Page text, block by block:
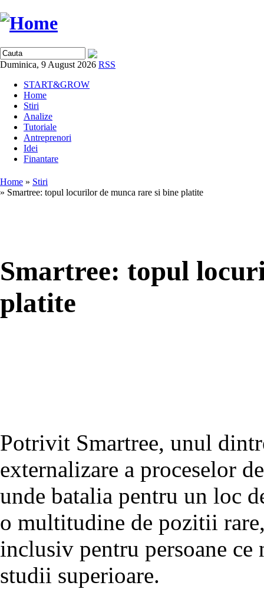
Duminica, 9 August 2026 RSS
START&GROW
Home
Stiri
Analize
Tutoriale
Antreprenori
Idei
Finantare
Home » Stiri
» Smartree: topul locurilor de munca rare si bine platite
Smartree: topul
platite
Potrivit Smartree, unul
externalizare a proceselor
unde batalia pentru un loc
o multitudine de pozitii
inclusiv pentru persoane
studii superioare.